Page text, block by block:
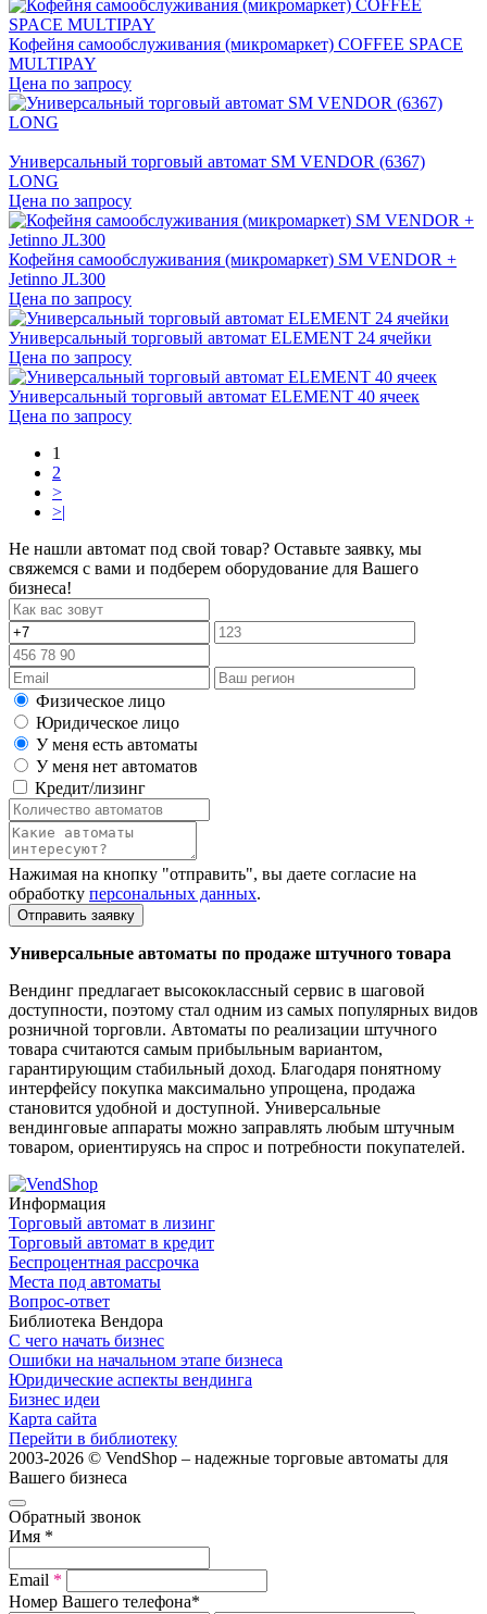
Кофейня самообслуживания (микромаркет) COFFEE SPACE
MULTIPAY
Цена по запросу
Универсальный торговый автомат SM VENDOR (6367)
LONG
Цена по запросу
Кофейня самообслуживания (микромаркет) SM VENDOR +
Jetinno JL300
Цена по запросу
Универсальный торговый автомат ELEMENT 24 ячейки
Цена по запросу
Универсальный торговый автомат ELEMENT 40 ячеек
Цена по запросу
1
2
>
>|
Не нашли автомат под свой товар? Оставьте заявку, мы
свяжемся с вами и подберем оборудование для Вашего
бизнеса!
Физическое лицо
Юридическое лицо
У меня есть автоматы
У меня нет автоматов
Кредит/лизинг
Нажимая на кнопку "отправить", вы даете согласие на
обработку персональных данных.
Отправить заявку
Универсальные автоматы по продаже штучного товара
Вендинг предлагает высококлассный сервис в шаговой
доступности, поэтому стал одним из самых популярных видов
розничной торговли. Автоматы по реализации штучного
товара считаются самым прибыльным вариантом,
гарантирующим стабильный доход. Благодаря понятному
интерфейсу покупка максимально упрощена, продажа
становится удобной и доступной. Универсальные
вендинговые аппараты можно заправлять любым штучным
товаром, ориентируясь на спрос и потребности покупателей.
Информация
Торговый автомат в лизинг
Торговый автомат в кредит
Беспроцентная рассрочка
Места под автоматы
Вопрос-ответ
Библиотека Вендора
С чего начать бизнес
Ошибки на начальном этапе бизнеса
Юридические аспекты вендинга
Бизнес идеи
Карта сайта
Перейти в библиотеку
2003-2026 © VendShop – надежные торговые автоматы для
Вашего бизнеса
Обратный звонок
Имя *
Email *
Номер Вашего телефона*